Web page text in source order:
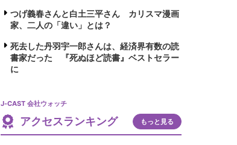
つげ義春さんと白土三平さん カリスマ漫画
家、二人の「違い」とは？
死去した丹羽宇一郎さんは、経済界有数の読
書家だった 『死ぬほど読書』ベストセラー
に
J-CAST 会社ウォッチ
アクセスランキング もっと見る